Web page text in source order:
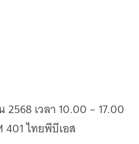
เวลา 10.00 – 17.00
401 ไทยพีบีเอส